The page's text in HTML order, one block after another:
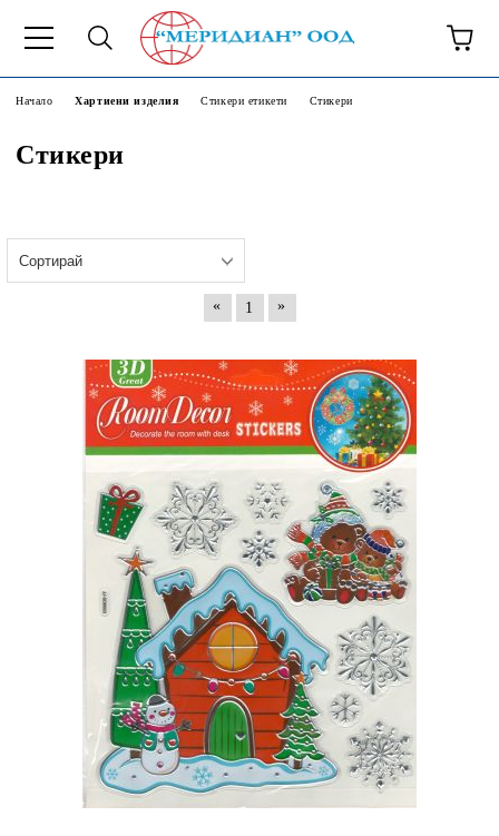
Начало Хартиени изделия Стикери етикети Стикери
Стикери
« 1 »